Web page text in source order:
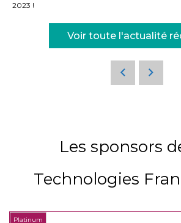
2023 !
Voir toute l'actualité
Les sponsors
Technologies
Platinum